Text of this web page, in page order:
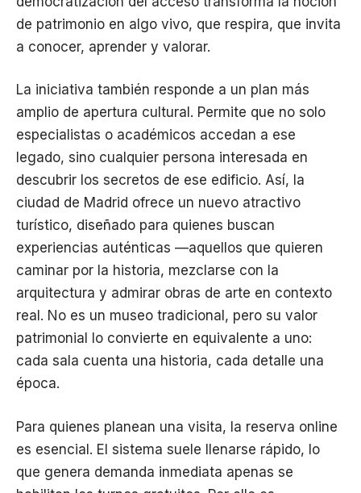
de patrimonio en algo vivo, que respira, que invita
a conocer, aprender y valorar.
La iniciativa también responde a un plan más
amplio de apertura cultural. Permite que no solo
especialistas o académicos accedan a ese
legado, sino cualquier persona interesada en
descubrir los secretos de ese edificio. Así, la
ciudad de Madrid ofrece un nuevo atractivo
turístico, diseñado para quienes buscan
experiencias auténticas —aquellos que quieren
caminar por la historia, mezclarse con la
arquitectura y admirar obras de arte en contexto
real. No es un museo tradicional, pero su valor
patrimonial lo convierte en equivalente a uno:
cada sala cuenta una historia, cada detalle una
época.
Para quienes planean una visita, la reserva online
es esencial. El sistema suele llenarse rápido, lo
que genera demanda inmediata apenas se